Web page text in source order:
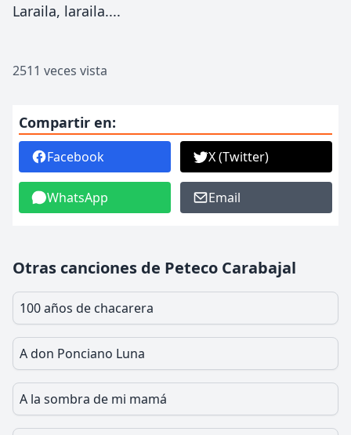
Laraila, laraila....
2511 veces vista
Compartir en:
Facebook X (Twitter)
WhatsApp Email
Otras canciones de Peteco Carabajal
100 años de chacarera
A don Ponciano Luna
A la sombra de mi mamá